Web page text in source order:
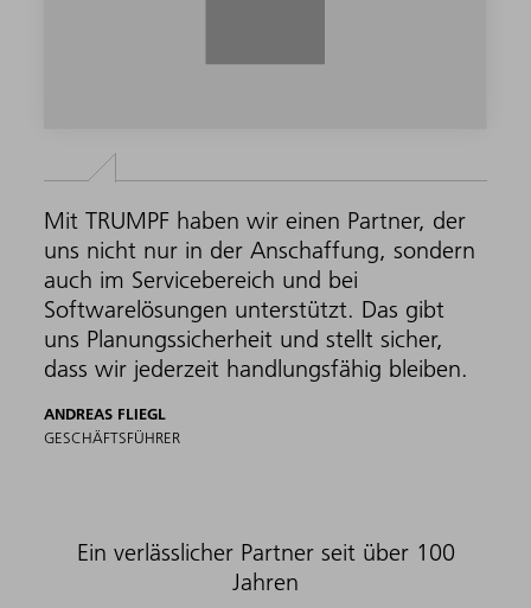
Mit TRUMPF haben wir einen Partner, der
uns nicht nur in der Anschaffung, sondern
auch im Servicebereich und bei
Softwarelösungen unterstützt. Das gibt
uns Planungssicherheit und stellt sicher,
dass wir jederzeit handlungsfähig bleiben.
ANDREAS FLIEGL
GESCHÄFTSFÜHRER
Ein verlässlicher Partner seit über 100
Jahren